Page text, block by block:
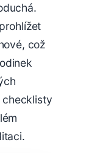
což
checklisty